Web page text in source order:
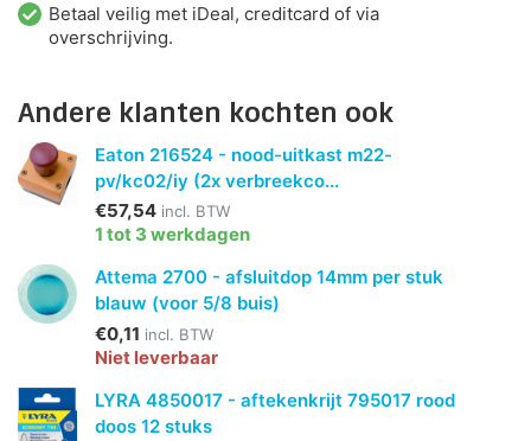
Betaal veilig met iDeal, creditcard of via
overschrijving.
Andere klanten kochten ook
Eaton 216524 - nood-uitkast m22-
pv/kc02/iy (2x verbreekco...
€57,54 incl. BTW
1 tot 3 werkdagen
Attema 2700 - afsluitdop 14mm per stuk
blauw (voor 5/8 buis)
€0,11 incl. BTW
Niet leverbaar
LYRA 4850017 - aftekenkrijt 795017 rood
doos 12 stuks